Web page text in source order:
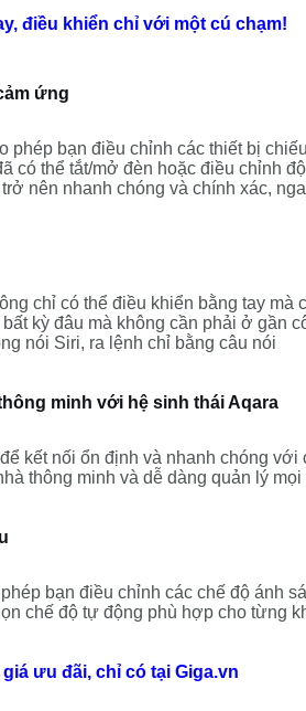
điều khiển chỉ với một cú chạm!
ứng
phép bạn điều chỉnh các thiết bị
có thể tắt/mở đèn hoặc điều chỉnh
nên nhanh chóng và chính xác,
chỉ có thể điều khiển bằng tay
kỳ đâu mà không cần phải ở gần
nói Siri, ra lệnh chỉ bằng câu nói
minh với hệ sinh thái Aqara
kết nối ổn định và nhanh chóng với
thông minh và dễ dàng quản lý mọi
bạn điều chỉnh các chế độ ánh
chế độ tự động phù hợp cho từng
ưu đãi, chỉ có tại Giga.vn